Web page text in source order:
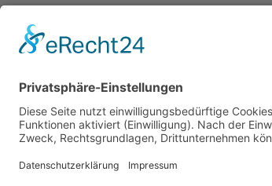
Adresse:Alte Dorfstraße